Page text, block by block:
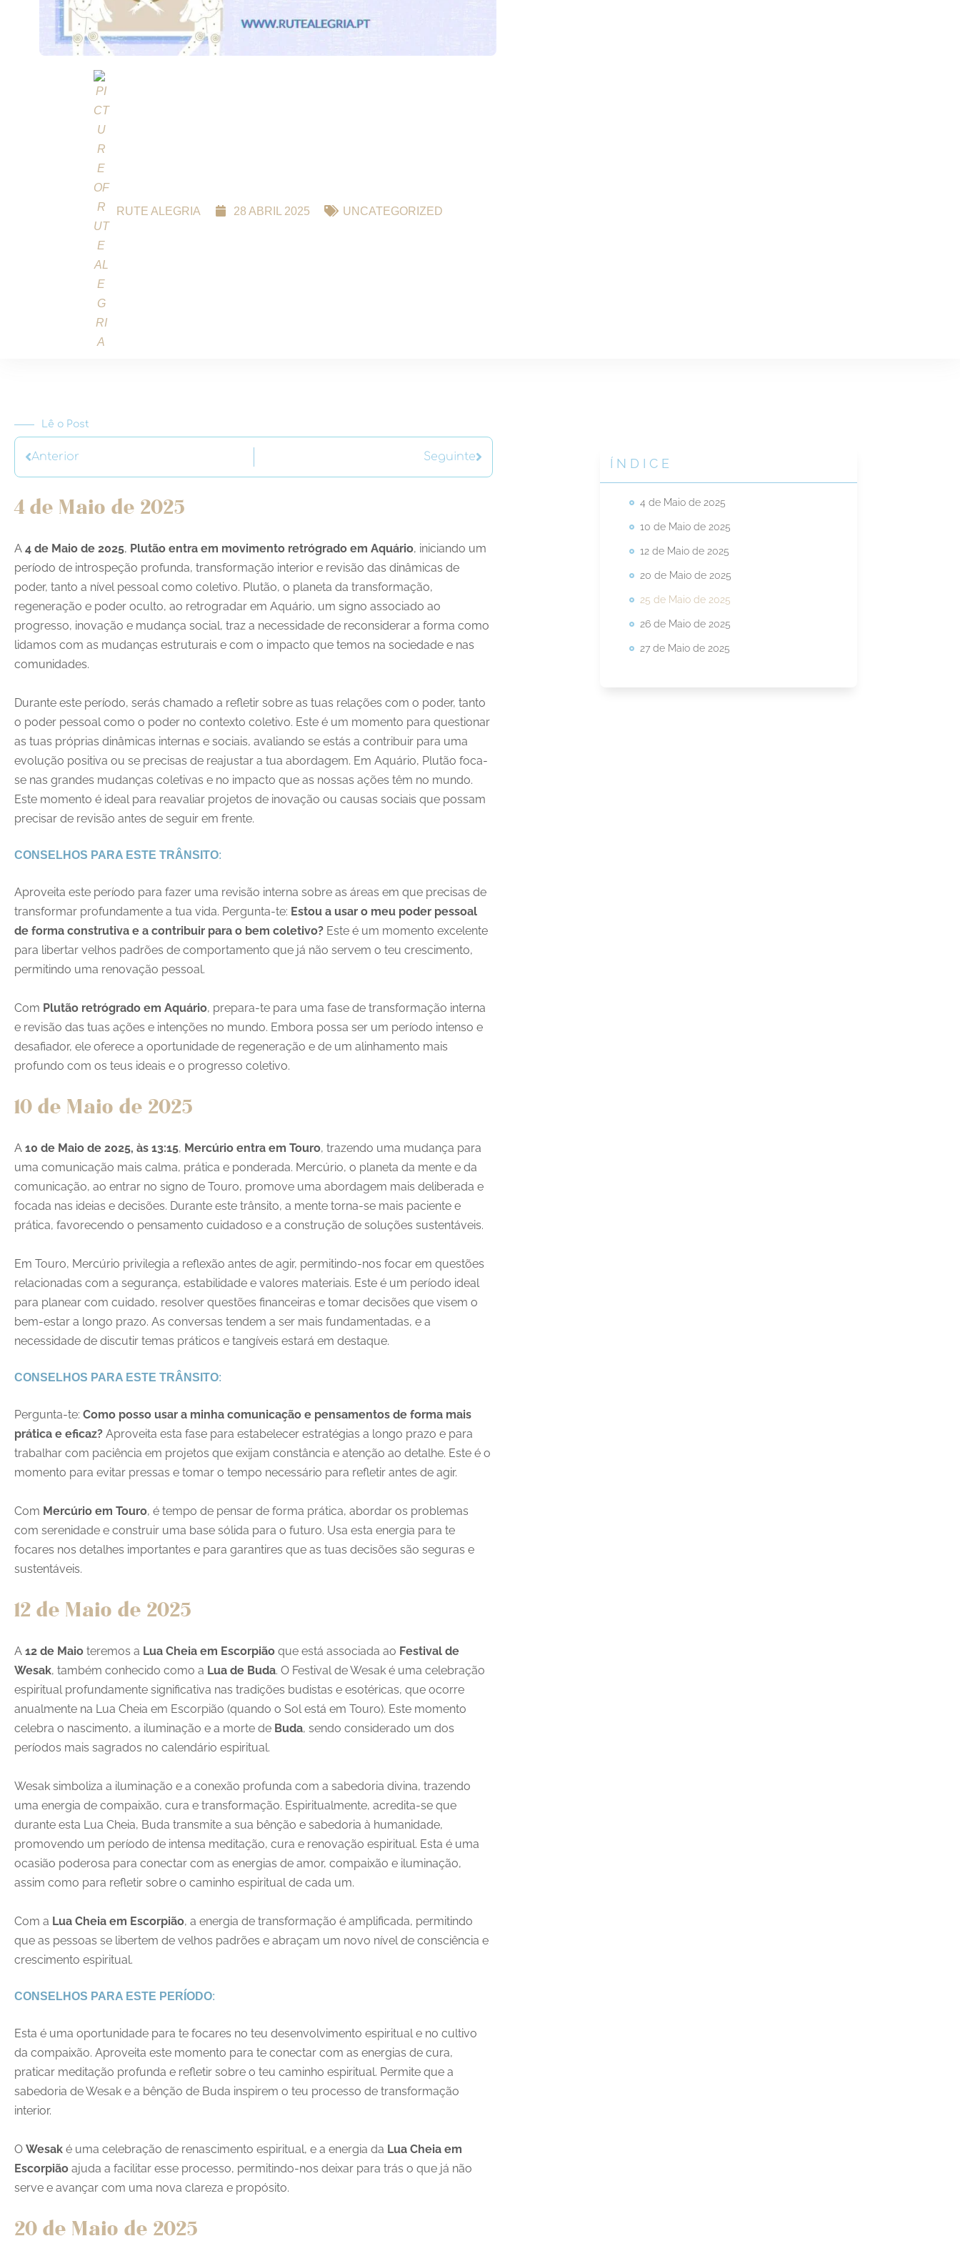
RUTE ALEGRIA 28 ABRIL 2025 UNCATEGORIZED
Lê o Post
Anterior Seguinte
4 de Maio de 2025
A 4 de Maio de 2025, Plutão entra em movimento retrógrado em Aquário, iniciando um
período de introspeção profunda, transformação interior e revisão das dinâmicas de
poder, tanto a nível pessoal como coletivo. Plutão, o planeta da transformação,
regeneração e poder oculto, ao retrogradar em Aquário, um signo associado ao
progresso, inovação e mudança social, traz a necessidade de reconsiderar a forma como
lidamos com as mudanças estruturais e com o impacto que temos na sociedade e nas
comunidades.
Durante este período, serás chamado a refletir sobre as tuas relações com o poder, tanto
o poder pessoal como o poder no contexto coletivo. Este é um momento para questionar
as tuas próprias dinâmicas internas e sociais, avaliando se estás a contribuir para uma
evolução positiva ou se precisas de reajustar a tua abordagem. Em Aquário, Plutão foca-
se nas grandes mudanças coletivas e no impacto que as nossas ações têm no mundo.
Este momento é ideal para reavaliar projetos de inovação ou causas sociais que possam
precisar de revisão antes de seguir em frente.
CONSELHOS PARA ESTE TRÂNSITO:
Aproveita este período para fazer uma revisão interna sobre as áreas em que precisas de
transformar profundamente a tua vida. Pergunta-te: Estou a usar o meu poder pessoal
de forma construtiva e a contribuir para o bem coletivo? Este é um momento excelente
para libertar velhos padrões de comportamento que já não servem o teu crescimento,
permitindo uma renovação pessoal.
Com Plutão retrógrado em Aquário, prepara-te para uma fase de transformação interna
e revisão das tuas ações e intenções no mundo. Embora possa ser um período intenso e
desafiador, ele oferece a oportunidade de regeneração e de um alinhamento mais
profundo com os teus ideais e o progresso coletivo.
10 de Maio de 2025
A 10 de Maio de 2025, às 13:15, Mercúrio entra em Touro, trazendo uma mudança para
uma comunicação mais calma, prática e ponderada. Mercúrio, o planeta da mente e da
comunicação, ao entrar no signo de Touro, promove uma abordagem mais deliberada e
focada nas ideias e decisões. Durante este trânsito, a mente torna-se mais paciente e
prática, favorecendo o pensamento cuidadoso e a construção de soluções sustentáveis.
Em Touro, Mercúrio privilegia a reflexão antes de agir, permitindo-nos focar em questões
relacionadas com a segurança, estabilidade e valores materiais. Este é um período ideal
para planear com cuidado, resolver questões financeiras e tomar decisões que visem o
bem-estar a longo prazo. As conversas tendem a ser mais fundamentadas, e a
necessidade de discutir temas práticos e tangíveis estará em destaque.
CONSELHOS PARA ESTE TRÂNSITO:
Pergunta-te: Como posso usar a minha comunicação e pensamentos de forma mais
prática e eficaz? Aproveita esta fase para estabelecer estratégias a longo prazo e para
trabalhar com paciência em projetos que exijam constância e atenção ao detalhe. Este é o
momento para evitar pressas e tomar o tempo necessário para refletir antes de agir.
Com Mercúrio em Touro, é tempo de pensar de forma prática, abordar os problemas
com serenidade e construir uma base sólida para o futuro. Usa esta energia para te
focares nos detalhes importantes e para garantires que as tuas decisões são seguras e
sustentáveis.
12 de Maio de 2025
A 12 de Maio teremos a Lua Cheia em Escorpião que está associada ao Festival de
Wesak, também conhecido como a Lua de Buda. O Festival de Wesak é uma celebração
espiritual profundamente significativa nas tradições budistas e esotéricas, que ocorre
anualmente na Lua Cheia em Escorpião (quando o Sol está em Touro). Este momento
celebra o nascimento, a iluminação e a morte de Buda, sendo considerado um dos
períodos mais sagrados no calendário espiritual.
Wesak simboliza a iluminação e a conexão profunda com a sabedoria divina, trazendo
uma energia de compaixão, cura e transformação. Espiritualmente, acredita-se que
durante esta Lua Cheia, Buda transmite a sua bênção e sabedoria à humanidade,
promovendo um período de intensa meditação, cura e renovação espiritual. Esta é uma
ocasião poderosa para conectar com as energias de amor, compaixão e iluminação,
assim como para refletir sobre o caminho espiritual de cada um.
Com a Lua Cheia em Escorpião, a energia de transformação é amplificada, permitindo
que as pessoas se libertem de velhos padrões e abraçam um novo nível de consciência e
crescimento espiritual.
CONSELHOS PARA ESTE PERÍODO:
Esta é uma oportunidade para te focares no teu desenvolvimento espiritual e no cultivo
da compaixão. Aproveita este momento para te conectar com as energias de cura,
praticar meditação profunda e refletir sobre o teu caminho espiritual. Permite que a
sabedoria de Wesak e a bênção de Buda inspirem o teu processo de transformação
interior.
O Wesak é uma celebração de renascimento espiritual, e a energia da Lua Cheia em
Escorpião ajuda a facilitar esse processo, permitindo-nos deixar para trás o que já não
serve e avançar com uma nova clareza e propósito.
20 de Maio de 2025
ÍNDICE
4 de Maio de 2025
10 de Maio de 2025
12 de Maio de 2025
20 de Maio de 2025
25 de Maio de 2025
26 de Maio de 2025
27 de Maio de 2025